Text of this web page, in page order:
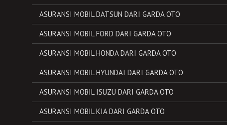
ASURANSI MOBIL DATSUN DARI GARDA OTO
ASURANSI MOBIL FORD DARI GARDA OTO
ASURANSI MOBIL HONDA DARI GARDA OTO
ASURANSI MOBIL HYUNDAI DARI GARDA OTO
ASURANSI MOBIL ISUZU DARI GARDA OTO
ASURANSI MOBIL KIA DARI GARDA OTO